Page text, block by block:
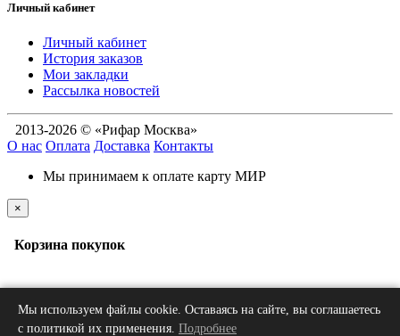
Личный кабинет
Личный кабинет
История заказов
Мои закладки
Рассылка новостей
2013-2026 © «Рифар Москва»
О нас Оплата Доставка Контакты
Мы принимаем к оплате карту МИР
Мы используем файлы cookie. Оставаясь на сайте, вы соглашаетесь
с политикой их применения. Подробнее
×
Корзина покупок
В корзине пусто!